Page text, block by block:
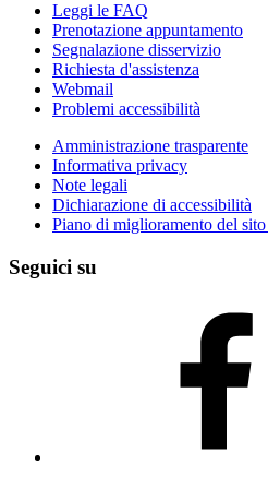
Leggi le FAQ
Prenotazione appuntamento
Segnalazione disservizio
Richiesta d'assistenza
Webmail
Problemi accessibilità
Amministrazione trasparente
Informativa privacy
Note legali
Dichiarazione di accessibilità
Piano di miglioramento del
Seguici su